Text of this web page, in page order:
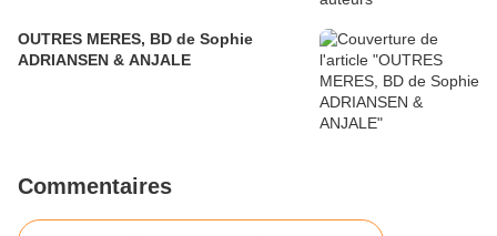
OUTRES MERES, BD de Sophie
ADRIANSEN & ANJALE
Commentaires